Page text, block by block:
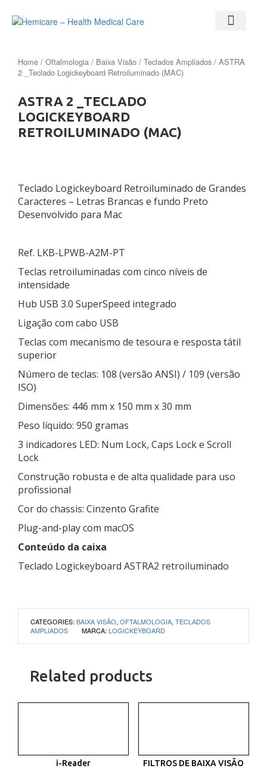
Home / Oftalmologia / Baixa Visão / Teclados Ampliados / ASTRA
2 _Teclado Logickeyboard Retroiluminado (MAC)
ASTRA 2 _TECLADO
LOGICKEYBOARD
RETROILUMINADO (MAC)
Teclado Logickeyboard Retroiluminado de Grandes
Caracteres – Letras Brancas e fundo Preto
Desenvolvido para Mac
Ref. LKB-LPWB-A2M-PT
Teclas retroiluminadas com cinco níveis de
intensidade
Hub USB 3.0 SuperSpeed integrado
Ligação com cabo USB
Teclas com mecanismo de tesoura e resposta tátil
superior
Número de teclas: 108 (versão ANSI) / 109 (versão
ISO)
Dimensões: 446 mm x 150 mm x 30 mm
Peso líquido: 950 gramas
3 indicadores LED: Num Lock, Caps Lock e Scroll
Lock
Construção robusta e de alta qualidade para uso
profissional
Cor do chassis: Cinzento Grafite
Plug-and-play com macOS
Conteúdo da caixa
Teclado Logickeyboard ASTRA2 retroiluminado
CATEGORIES: BAIXA VISÃO, OFTALMOLOGIA, TECLADOS
AMPLIADOS
MARCA: LOGICKEYBOARD
Related products
i-Reader FILTROS DE BAIXA VISÃO